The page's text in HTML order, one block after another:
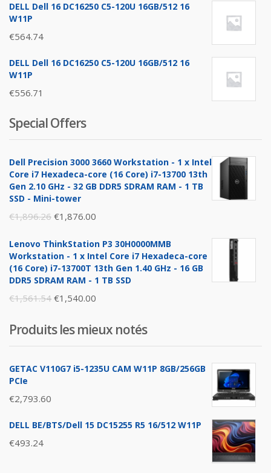
DELL Dell 16 DC16250 C5-120U 16GB/512 16
W11P
€564.74
DELL Dell 16 DC16250 C5-120U 16GB/512 16
W11P
€556.71
Special Offers
Dell Precision 3000 3660 Workstation - 1 x Intel
Core i7 Hexadeca-core (16 Core) i7-13700 13th
Gen 2.10 GHz - 32 GB DDR5 SDRAM RAM - 1 TB
SSD - Mini-tower
€1,896.26 Original
was:
€1,896.26.
€1,876.00
is:
€1,876.00.
Lenovo ThinkStation P3 30H0000MMB
Workstation - 1 x Intel Core i7 Hexadeca-core
(16 Core) i7-13700T 13th Gen 1.40 GHz - 16 GB
DDR5 SDRAM RAM - 1 TB SSD
€1,561.54 Original
was:
€1,561.54.
€1,540.00
is:
€1,540.00.
Produits les mieux notés
GETAC V110G7 i5-1235U CAM W11P 8GB/256GB
PCIe
€2,793.60
DELL BE/BTS/Dell 15 DC15255 R5 16/512 W11P
€493.24